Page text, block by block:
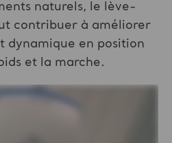
naturels, le lève-
contribuer à améliorer
dynamique en position
et la marche.